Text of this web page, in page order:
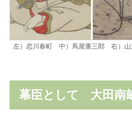
左）恋川春町 中）蔦屋重三郎 右）山
幕臣として 大田南